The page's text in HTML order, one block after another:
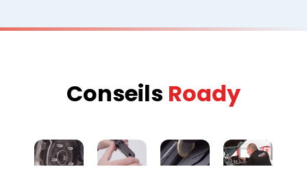
Conseils Roady